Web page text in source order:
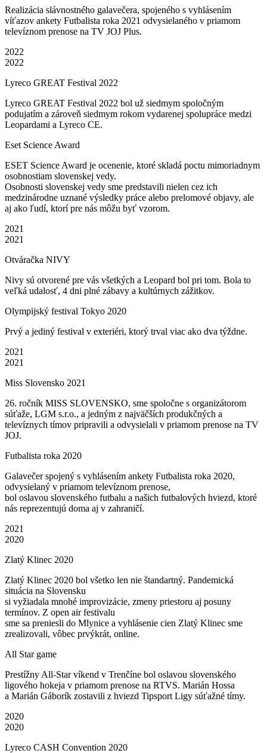
Realizácia slávnostného galavečera, spojeného s vyhlásením
víťazov ankety Futbalista roka 2021 odvysielaného v priamom
televíznom prenose na TV JOJ Plus.
2022
2022
Lyreco GREAT Festival 2022
Lyreco GREAT Festival 2022 bol už siedmym spoločným
podujatím a zároveň siedmym rokom vydarenej spolupráce medzi
Leopardami a Lyreco CE.
Eset Science Award
ESET Science Award je ocenenie, ktoré skladá poctu mimoriadnym
osobnostiam slovenskej vedy.
Osobnosti slovenskej vedy sme predstavili nielen cez ich
medzinárodne uznané výsledky práce alebo prelomové objavy, ale
aj ako ľudí, ktorí pre nás môžu byť vzorom.
2021
2021
Otváračka NIVY
Nivy sú otvorené pre vás všetkých a Leopard bol pri tom. Bola to
veľká udalosť, 4 dni plné zábavy a kultúrnych zážitkov.
Olympijský festival Tokyo 2020
Prvý a jediný festival v exteriéri, ktorý trval viac ako dva týždne.
2021
2021
Miss Slovensko 2021
26. ročník MISS SLOVENSKO, sme spoločne s organizátorom
súťaže, LGM s.r.o., a jedným z najväčších produkčných a
televíznych tímov pripravili a odvysielali v priamom prenose na TV
JOJ.
Futbalista roka 2020
Galavečer spojený s vyhlásením ankety Futbalista roka 2020,
odvysielaný v priamom televíznom prenose,
bol oslavou slovenského futbalu a našich futbalových hviezd, ktoré
nás reprezentujú doma aj v zahraničí.
2021
2020
Zlatý Klinec 2020
Zlatý Klinec 2020 bol všetko len nie štandartný. Pandemická
situácia na Slovensku
si vyžiadala mnohé improvizácie, zmeny priestoru aj posuny
termínov. Z open air festivalu
sme sa preniesli do Mlynice a vyhlásenie cien Zlatý Klinec sme
zrealizovali, vôbec prvýkrát, online.
All Star game
Prestížny All-Star víkend v Trenčíne bol oslavou slovenského
ligového hokeja v priamom prenose na RTVS. Marián Hossa
a Marián Gáborík zostavili z hviezd Tipsport Ligy súťažné tímy.
2020
2020
Lyreco CASH Convention 2020